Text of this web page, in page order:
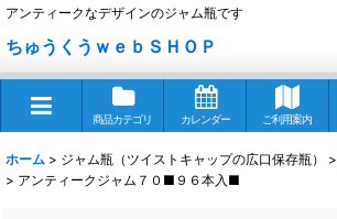
アンティークなデザインのジャム瓶です
ちゅうくうｗｅｂＳＨＯＰ
商品カテゴリ カレンダー ご利用案内
ホーム > ジャム瓶（ツイストキャップの広口保存瓶） >
> アンティークジャム７０■９６本入■